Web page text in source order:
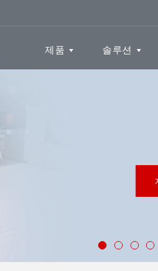
제품 솔루션
자세히 알